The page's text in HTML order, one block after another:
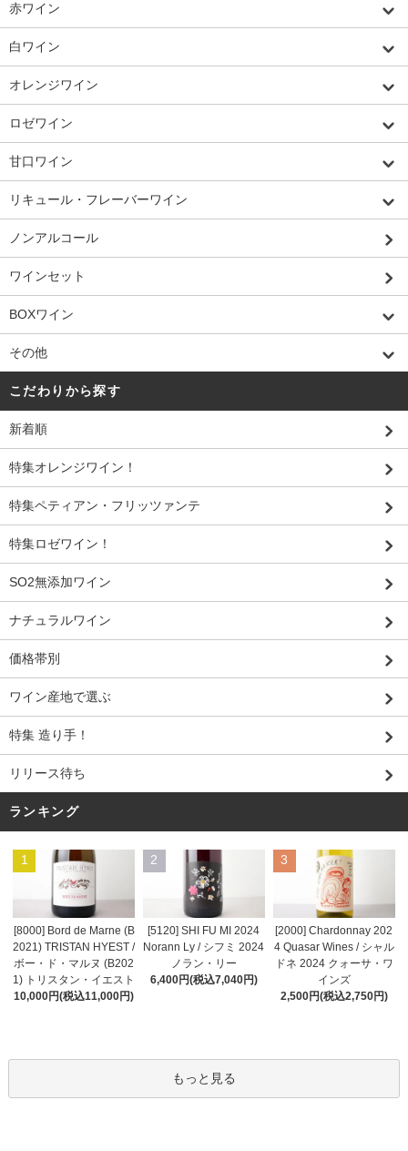
赤ワイン
白ワイン
オレンジワイン
ロゼワイン
甘口ワイン
リキュール・フレーバーワイン
ノンアルコール
ワインセット
BOXワイン
その他
こだわりから探す
新着順
特集オレンジワイン！
特集ペティアン・フリッツァンテ
特集ロゼワイン！
SO2無添加ワイン
ナチュラルワイン
価格帯別
ワイン産地で選ぶ
特集 造り手！
リリース待ち
ランキング
1
[8000] Bord de Marne (B
2021) TRISTAN HYEST /
ボー・ド・マルヌ (B202
1) トリスタン・イエスト
10,000円(税込11,000円)
2
[5120] SHI FU MI 2024
Norann Ly / シフミ 2024
ノラン・リー
6,400円(税込7,040円)
3
[2000] Chardonnay 202
4 Quasar Wines / シャル
ドネ 2024 クォーサ・ワ
インズ
2,500円(税込2,750円)
もっと見る